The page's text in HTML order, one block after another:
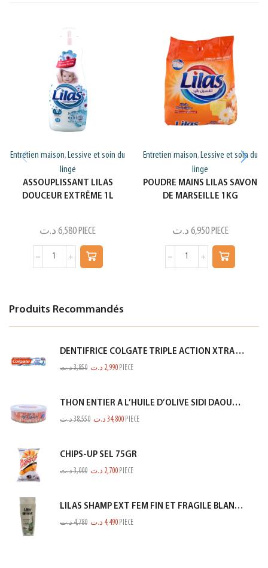
Entretien maison, Lessive et soin du
linge
ASSOUPLISSANT LILAS
DOUCEUR EXTRÊME 1L
6,580 د.ت PIECE
Entretien maison, Lessive et soin du
linge
POUDRE MAINS LILAS SAVON
DE MARSEILLE 1KG
6,950 د.ت PIECE
Produits Recommandés
DENTIFRICE COLGATE TRIPLE ACTION XTRA WHITE 75ML
3,850د.ت 2,990 د.ت PIECE
THON ENTIER A L’HUILE D’OLIVE SIDI DAOUD 950G
38,550د.ت 34,800 د.ت PIECE
CHIPS-UP SEL 75GR
3,000د.ت 2,700 د.ت PIECE
LILAS SHAMP EXT FEM FIN ET FRAGILE BLANC 350ML
4,780د.ت 4,490 د.ت PIECE